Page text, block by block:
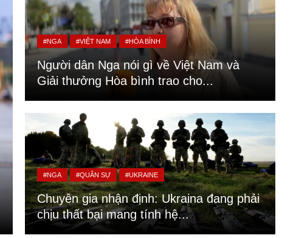
#NGA #VIỆT NAM #HÒA BÌNH
Người dân Nga nói gì về Việt Nam và
Giải thưởng Hòa bình trao cho...
#NGA #QUÂN SỰ #UKRAINE
Chuyên gia nhận định: Ukraina đang phải
chịu thất bại mang tính hệ...